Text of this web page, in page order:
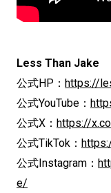
Less Than Jake
公式HP： https://
公式YouTube：
公式X： https://
公式TikTok：
公式Instagram：
e/